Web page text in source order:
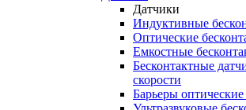
Датчики
Индуктивные
Оптические
Емкостные
Бесконтактные
скорости
Барьеры